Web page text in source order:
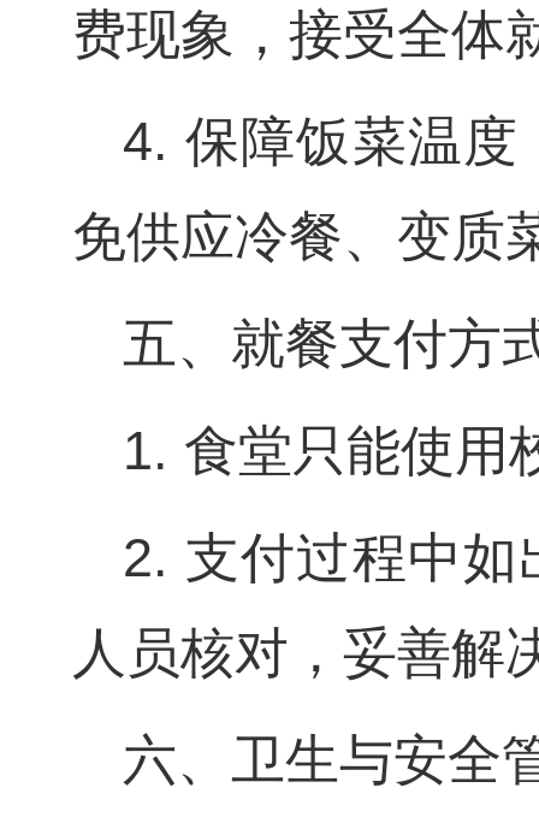
费现象，接受全体
4. 保障饭菜温
免供应冷餐、变质
五、就餐支付方
1. 食堂只能使用
2. 支付过程中
人员核对，妥善解
六、卫生与安全